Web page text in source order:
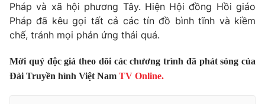
Tổng Biên tập:Vũ Thanh Thủy
Phó Tổng Biên tập:Nguyễn Thị Mỹ Hạnh, Phạm Quốc Thắng,
Nguyễn Trọng Ninh
Ðiện thoại Thời báo VTV:
024.66 897 897
Pháp và xã hội phương Tây. Hiện Hội đồng Hồi giáo
Pháp đã kêu gọi tất cả các tín đồ bình tĩnh và kiềm
chế, tránh mọi phản ứng thái quá.
Mời quý độc giả theo dõi các chương trình đã phát sóng của
Đài Truyền hình Việt Nam TV Online.